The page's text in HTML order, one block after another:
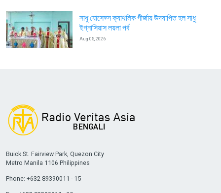
সাধু যোসেফ্স ক্যাথলিক গীর্জায় উদযাপিত হল সাধু
ইগ্নাসিয়াস লয়লা পর্ব
Aug 05, 2026
Buick St. Fairview Park, Quezon City
Metro Manila 1106 Philippines
Phone: +632 89390011 - 15